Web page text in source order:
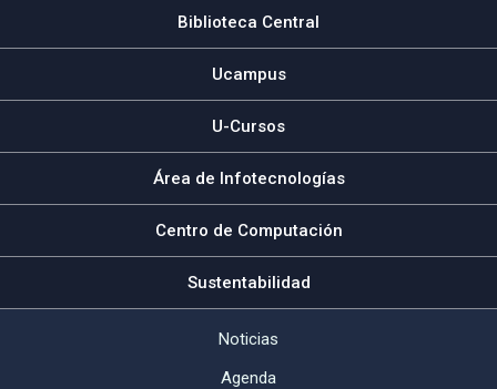
Biblioteca Central
Ucampus
U-Cursos
Área de Infotecnologías
Centro de Computación
Sustentabilidad
Noticias
Agenda